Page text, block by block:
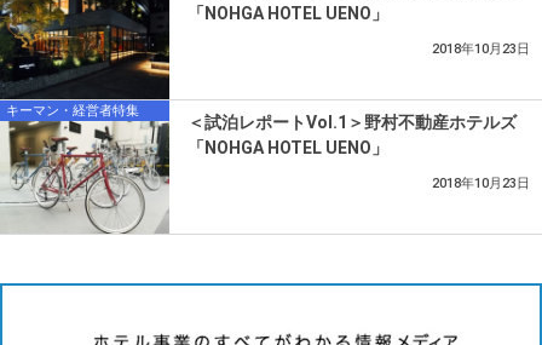
「NOHGA HOTEL UENO」
2018年10月23日
キーマン・経営者特集
＜試泊レポートVol.1＞野村不動産ホテルズ
「NOHGA HOTEL UENO」
2018年10月23日